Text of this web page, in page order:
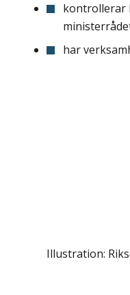
kontrollerar
har
Illustration: